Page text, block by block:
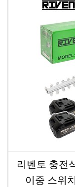
리벤토 충전
이중 스위